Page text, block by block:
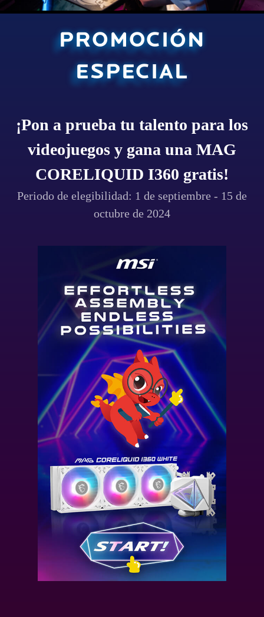
PROMOCIÓN
ESPECIAL
¡Pon a prueba tu talento para los
videojuegos y gana una MAG
CORELIQUID I360 gratis!
Periodo de elegibilidad: 1 de septiembre - 15 de
octubre de 2024